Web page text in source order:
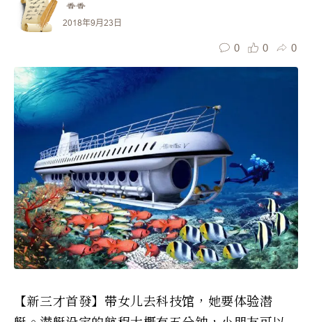
香香
2018年9月23日
0 0 0
【新三才首發】带女儿去科技馆，她要体验潜